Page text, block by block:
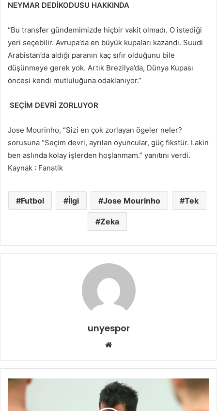
NEYMAR DEDİKODUSU HAKKINDA
“Bu transfer gündemimizde hiçbir vakit olmadı. O istediği
yeri seçebilir. Avrupa’da en büyük kupaları kazandı. Suudi
Arabistan’da aldığı paranın kaç sıfır olduğunu bile
düşünmeye gerek yok. Artık Brezilya’da, Dünya Kupası
öncesi kendi mutluluğuna odaklanıyor.”
SEÇİM DEVRİ ZORLUYOR
Jose Mourinho, “Sizi en çok zorlayan ögeler neler?
sorusuna “Seçim devri, ayrılan oyuncular, güç fikstür. Lakin
ben aslında kolay işlerden hoşlanmam.” yanıtını verdi.
Kaynak : Fanatik
Futbol İlgi Jose Mourinho Tek
Zeka
unyespor
Web